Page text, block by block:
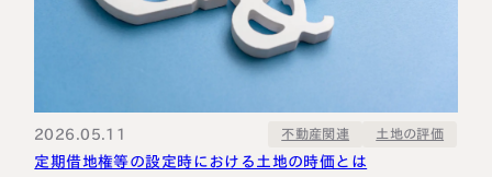
2026.05.11 不動産関連 土地の評価
定期借地権等の設定時における土地の時価とは